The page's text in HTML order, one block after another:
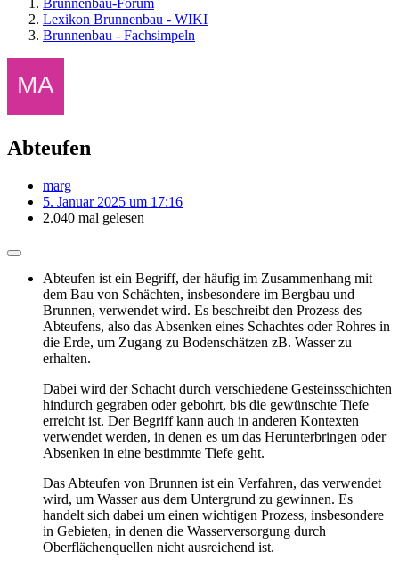
Brunnenbau-Forum
Lexikon Brunnenbau - WIKI
Brunnenbau - Fachsimpeln
Abteufen
marg
5. Januar 2025 um 17:16
2.040 mal gelesen
Abteufen ist ein Begriff, der häufig im Zusammenhang mit
dem Bau von Schächten, insbesondere im Bergbau und
Brunnen, verwendet wird. Es beschreibt den Prozess des
Abteufens, also das Absenken eines Schachtes oder Rohres in
die Erde, um Zugang zu Bodenschätzen zB. Wasser zu
erhalten.
Dabei wird der Schacht durch verschiedene Gesteinsschichten
hindurch gegraben oder gebohrt, bis die gewünschte Tiefe
erreicht ist. Der Begriff kann auch in anderen Kontexten
verwendet werden, in denen es um das Herunterbringen oder
Absenken in eine bestimmte Tiefe geht.
Das Abteufen von Brunnen ist ein Verfahren, das verwendet
wird, um Wasser aus dem Untergrund zu gewinnen. Es
handelt sich dabei um einen wichtigen Prozess, insbesondere
in Gebieten, in denen die Wasserversorgung durch
Oberflächenquellen nicht ausreichend ist.